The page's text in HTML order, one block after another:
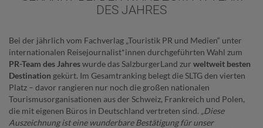
ES JAHRES
Bei der jährlich vom Fachverlag „Touristik PR und Medien“ unter
internationalen Reisejournalist*innen durchgeführten Wahl zum
PR-Team des Jahreswurde das SalzburgerLand zur weltweit besten
Destination gekürt. Im Gesamtranking belegt die SLTG den vierten
Platz – davor rangieren nur noch die großen nationalen
Tourismusorganisationen aus der Schweiz, Frankreich und Polen,
die mit eigenen Büros in Deutschland vertreten sind. „Diese
Auszeichnung ist eine wunderbare Bestätigung für unser